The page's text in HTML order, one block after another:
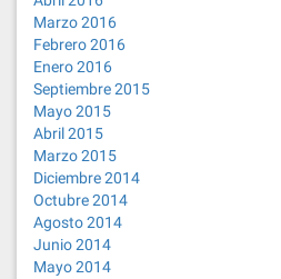
Marzo 2016
Febrero 2016
Enero 2016
Septiembre 2015
Mayo 2015
Abril 2015
Marzo 2015
Diciembre 2014
Octubre 2014
Agosto 2014
Junio 2014
Mayo 2014